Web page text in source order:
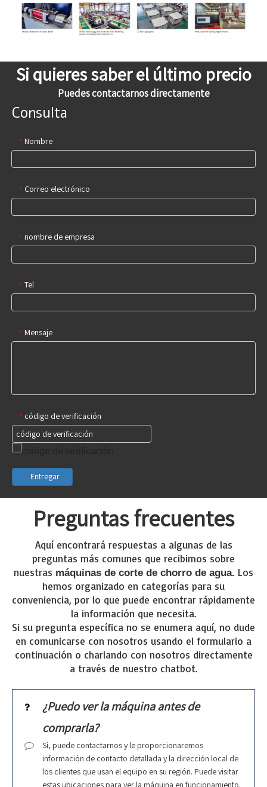
Si quieres saber el último precio
Puedes contactarnos directamente
Consulta
* Nombre
* Correo electrónico
* nombre de empresa
* Tel
* Mensaje
* código de verificación
Entregar
Preguntas frecuentes
Aquí encontrará respuestas a algunas de las
preguntas más comunes que recibimos sobre
nuestras máquinas de corte de chorro de agua. Los
hemos organizado en categorías para su
conveniencia, por lo que puede encontrar rápidamente
la información que necesita.
Si su pregunta específica no se enumera aquí, no dude
en comunicarse con nosotros usando el formulario a
continuación o charlando con nosotros directamente
a través de nuestro chatbot.
¿Puedo ver la máquina antes de
comprarla?
Sí, puede contactarnos y le proporcionaremos
información de contacto detallada y la dirección local de
los clientes que usan el equipo en su región. Puede visitar
estas ubicaciones para ver la máquina en funcionamiento.